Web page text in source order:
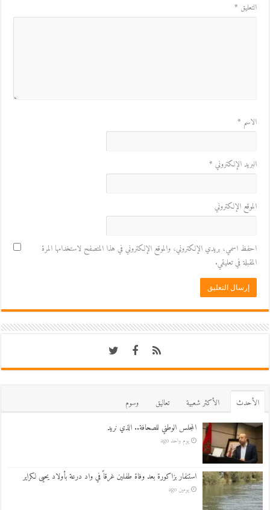
التعليق *
الاسم *
البريد الإلكتروني *
الموقع الإلكتروني
احفظ اسمي، بريدي الإلكتروني، والموقع الإلكتروني في هذا المتصفح لاستخدامها المرة
المقبلة في تعليقي.
اﻷحدث اﻷكثر شعبية تعاليق
وسوم
المجلس الوطني للصحافة.. الذي نريد
يوم واحد ago
استنفار بزاكورة بعد وفاة طفلين غرقاً في واد درعة بأولاد يحيى لكراير
يومين ago